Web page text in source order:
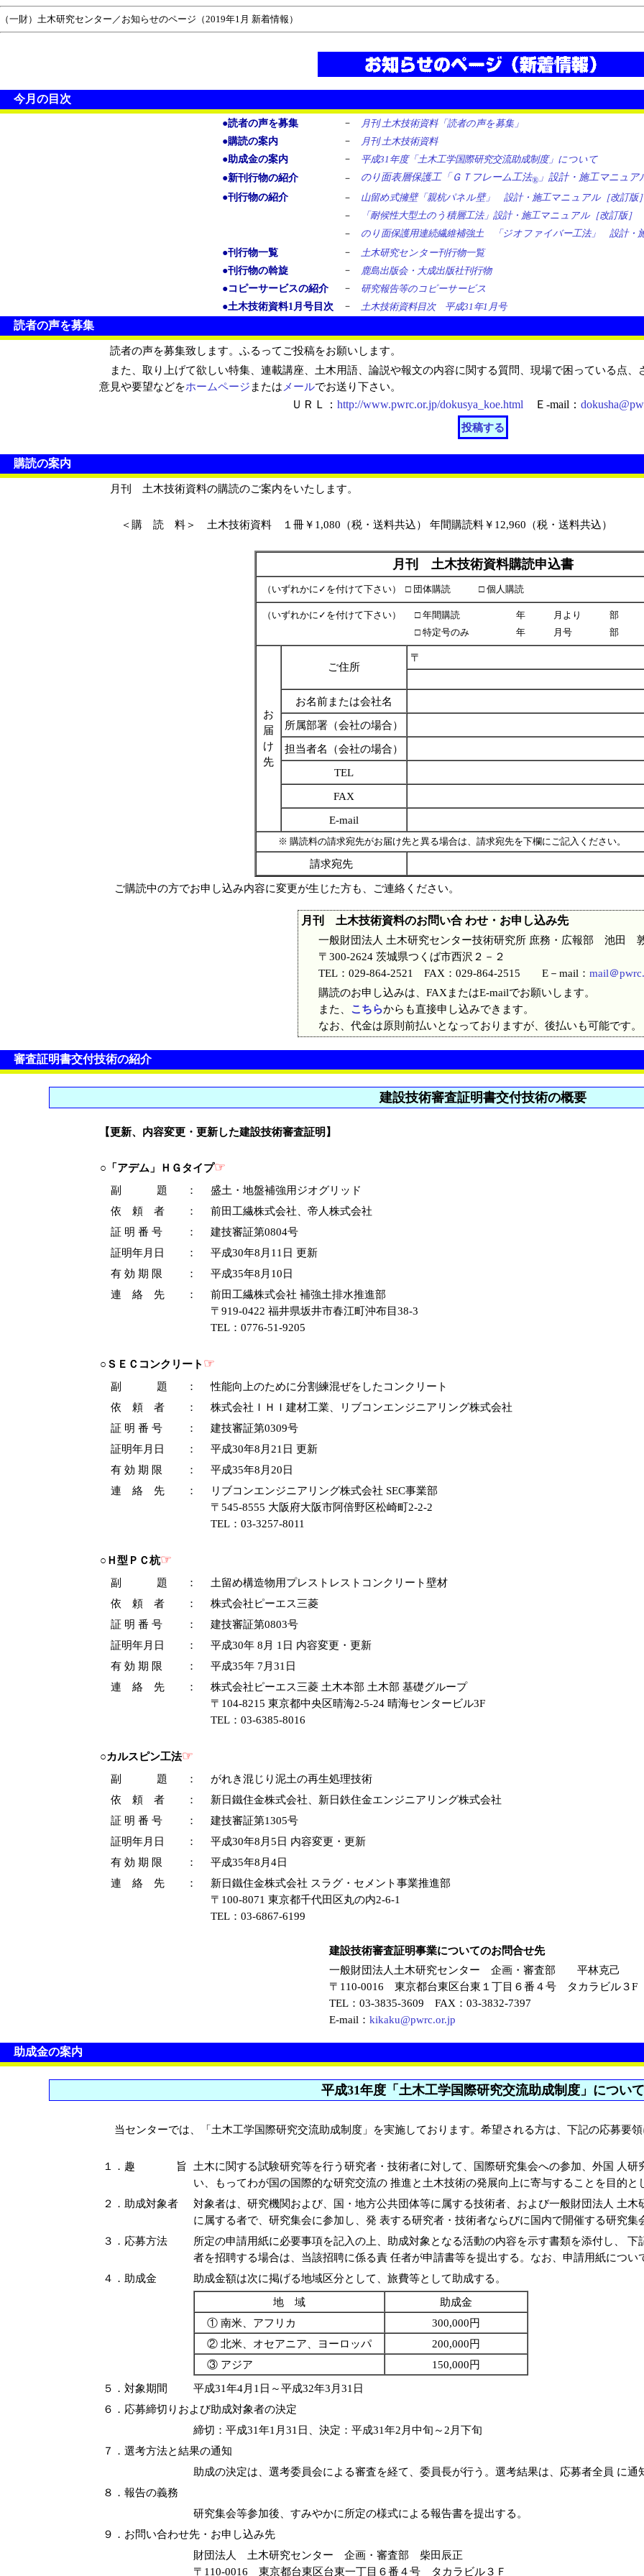
（一財）土木研究センター／お知らせのページ（2019年1月 新着情報）
今月の目次
●読者の声を募集 －
月刊 土木技術資料「読者の声を募集」
●購読の案内
－
月刊 土木技術資料
●助成金の案内
－
平成31年度「土木工学国際研究交流助成制度」について
●新刊行物の紹介
－ のり面表層保護工「ＧＴフレーム工法® 」設計・施工マニュ
●刊行物の紹介
－
山留め式擁壁「親杭パネル壁」 設計・施工マニュアル［改訂版
－
「耐候性大型土のう積層工法」設計・施工マニュアル［改訂版］
－
のり面保護用連続繊維補強土 「ジオファイバー工法」 設計
●刊行物一覧
－
土木研究センター刊行物一覧
●刊行物の斡旋
－
鹿島出版会・大成出版社刊行物
●コピーサービスの紹介
－
研究報告等のコピーサービス
●土木技術資料1月号目次
－ 土木技術資料目次 平成31年1月号
読者の声を募集
読者の声を募集致します。ふるってご投稿をお願いします。
また、取り上げて欲しい特集、連載講座、土木用語、論説や報文の内容に関する質問、現場で困っている点、
意見や要望などをホームページ または メールでお送り下さい。
ＵＲＬ： http://www.pwrc.or.jp/dokusya_koe.html Ｅ-mail：
投稿する
購読の案内
月刊 土木技術資料の購読のご案内をいたします。
＜購 読 料＞ 土木技術資料 １冊￥1,080（税・送料共込） 年間購読料￥12,960（税・送料共込）
月刊 土木技術資料購読申込書
（いずれかに✓を付けて下さい） □ 団体購読 □ 個人購読
（いずれかに✓を付けて下さい）
□ 年間購読 年 月より 部
□ 特定号のみ 年 月号 部
お
届
け
先
ご住所
〒
お名前または会社名
所属部署（会社の場合）
担当者名（会社の場合）
TEL
FAX
E-mail
※ 購読料の請求宛先がお届け先と異る場合は、請求宛先を下欄にご記入ください。
請求宛先
ご購読中の方でお申し込み内容に変更が生じた方も、ご連絡ください。
月刊 土木技術資料のお問い合 わせ・お申し込み先
一般財団法人 土木研究センター技術研究所 庶務・広報部 池田
〒300-2624 茨城県つくば市西沢２－２
TEL：029-864-2521 FAX：029-864-2515 E－mail： mail＠
購読のお申し込みは、FAXまたはE-mailでお願いします。
また、 こちらからも直接申し込みできます。
なお、代金は原則前払いとなっておりますが、後払いも可能です。
審査証明書交付技術の紹介
建設技術審査証明書交付技術の概要
【更新、内容変更・更新した建設技術審査証明】
○「アデム」ＨＧタイプ☞
副 題 ：
盛土・地盤補強用ジオグリッド
依 頼 者
：
前田工繊株式会社、帝人株式会社
証 明 番 号
：
建技審証第0804号
証明年月日
：
平成30年8月11日 更新
有 効 期 限
：
平成35年8月10日
連 絡 先
：
前田工繊株式会社 補強土排水推進部
〒919-0422 福井県坂井市春江町沖布目38-3
TEL：0776-51-9205
○ＳＥＣコンクリート ☞
副 題 ：
性能向上のために分割練混ぜをしたコンクリート
依 頼 者
：
株式会社ＩＨＩ建材工業、リブコンエンジニアリング株式会社
証 明 番 号
：
建技審証第0309号
証明年月日
：
平成30年8月21日 更新
有 効 期 限
：
平成35年8月20日
連 絡 先
：
リブコンエンジニアリング株式会社 SEC事業部
〒545-8555 大阪府大阪市阿倍野区松崎町2-2-2
TEL：03-3257-8011
○Ｈ型ＰＣ杭☞
副 題 ：
土留め構造物用プレストレストコンクリート壁材
依 頼 者
：
株式会社ピーエス三菱
証 明 番 号
：
建技審証第0803号
証明年月日
：
平成30年 8月 1日 内容変更・更新
有 効 期 限
：
平成35年 7月31日
連 絡 先
：
株式会社ピーエス三菱 土木本部 土木部 基礎グループ
〒104-8215 東京都中央区晴海2-5-24 晴海センタービル3F
TEL：03-6385-8016
○カルスピン工法☞
副 題 ：
がれき混じり泥土の再生処理技術
依 頼 者
：
新日鐵住金株式会社、新日鉄住金エンジニアリング株式会社
証 明 番 号
：
建技審証第1305号
証明年月日
：
平成30年8月5日 内容変更・更新
有 効 期 限
：
平成35年8月4日
連 絡 先
：
新日鐵住金株式会社 スラグ・セメント事業推進部
〒100-8071 東京都千代田区丸の内2-6-1
TEL：03-6867-6199
建設技術審査証明事業についてのお問合せ先
一般財団法人土木研究センター 企画・審査部 平林克己
〒110-0016 東京都台東区台東１丁目６番４号 タカラビル３F
TEL：03-3835-3609 FAX：03-3832-7397
E-mail： kikaku@pwrc.or.jp
助成金の案内
平成31年度「土木工学国際研究交流助成制度」について
当センターでは、「土木工学国際研究交流助成制度」を実施しております。希望される方は、下記の応募要
１．趣 旨
土木に関する試験研究等を行う研究者・技術者に対して、国際研究集会への参加、外国 人
い、もってわが国の国際的な研究交流の 推進と土木技術の発展向上に寄与することを目的と
２．助成対象者
対象者は、研究機関および、国・地方公共団体等に属する技術者、および一般財団法人 土
に属する者で、研究集会に参加し、発 表する研究者・技術者ならびに国内で開催する研究
３．応募方法
所定の申請用紙に必要事項を記入の上、助成対象となる活動の内容を示す書類を添付し、
者を招聘する場合は、当該招聘に係る責 任者が申請書等を提出する。なお、申請用紙につ
４．助成金
助成金額は次に掲げる地域区分として、旅費等として助成する。
地 域
助成金
① 南米、アフリカ
300,000円
② 北米、オセアニア、ヨーロッパ
200,000円
③ アジア
150,000円
５．対象期間
平成31年4月1日～平成32年3月31日
６．応募締切りおよび助成対象者の決定
締切：平成31年1月31日、決定：平成31年2月中旬～2月下旬
７．選考方法と結果の通知
助成の決定は、選考委員会による審査を経て、委員長が行う。選考結果は、応募者全員 に通
８．報告の義務
研究集会等参加後、すみやかに所定の様式による報告書を提出する。
９．お問い合わせ先・お申し込み先
財団法人 土木研究センター 企画・審査部 柴田辰正
〒110-0016 東京都台東区台東一丁目６番４号 タカラビル３Ｆ